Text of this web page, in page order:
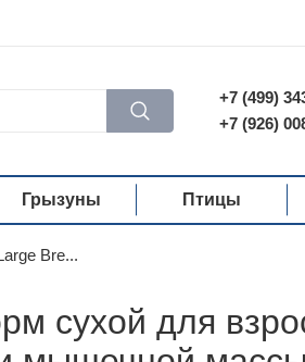
+7 (499)
+7 (926)
Грызуны Птицы
Bre...
сухой для